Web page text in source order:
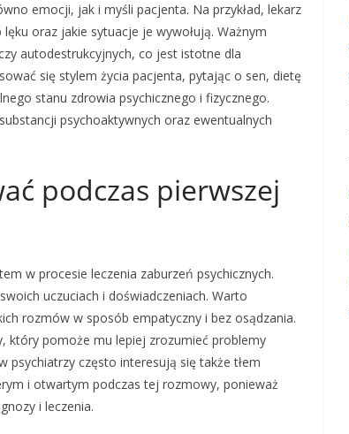
emocji, jak i myśli pacjenta. Na przykład, lekarz
oraz jakie sytuacje je wywołują. Ważnym
autodestrukcyjnych, co jest istotne dla
się stylem życia pacjenta, pytając o sen, dietę
stanu zdrowia psychicznego i fizycznego.
psychoaktywnych oraz ewentualnych
podczas pierwszej
w procesie leczenia zaburzeń psychicznych.
uczuciach i doświadczeniach. Warto
rozmów w sposób empatyczny i bez osądzania.
który pomoże mu lepiej zrozumieć problemy
psychiatrzy często interesują się także tłem
i otwartym podczas tej rozmowy, ponieważ
i leczenia.